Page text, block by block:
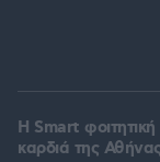
Η Smart φοιτητική
καρδιά της